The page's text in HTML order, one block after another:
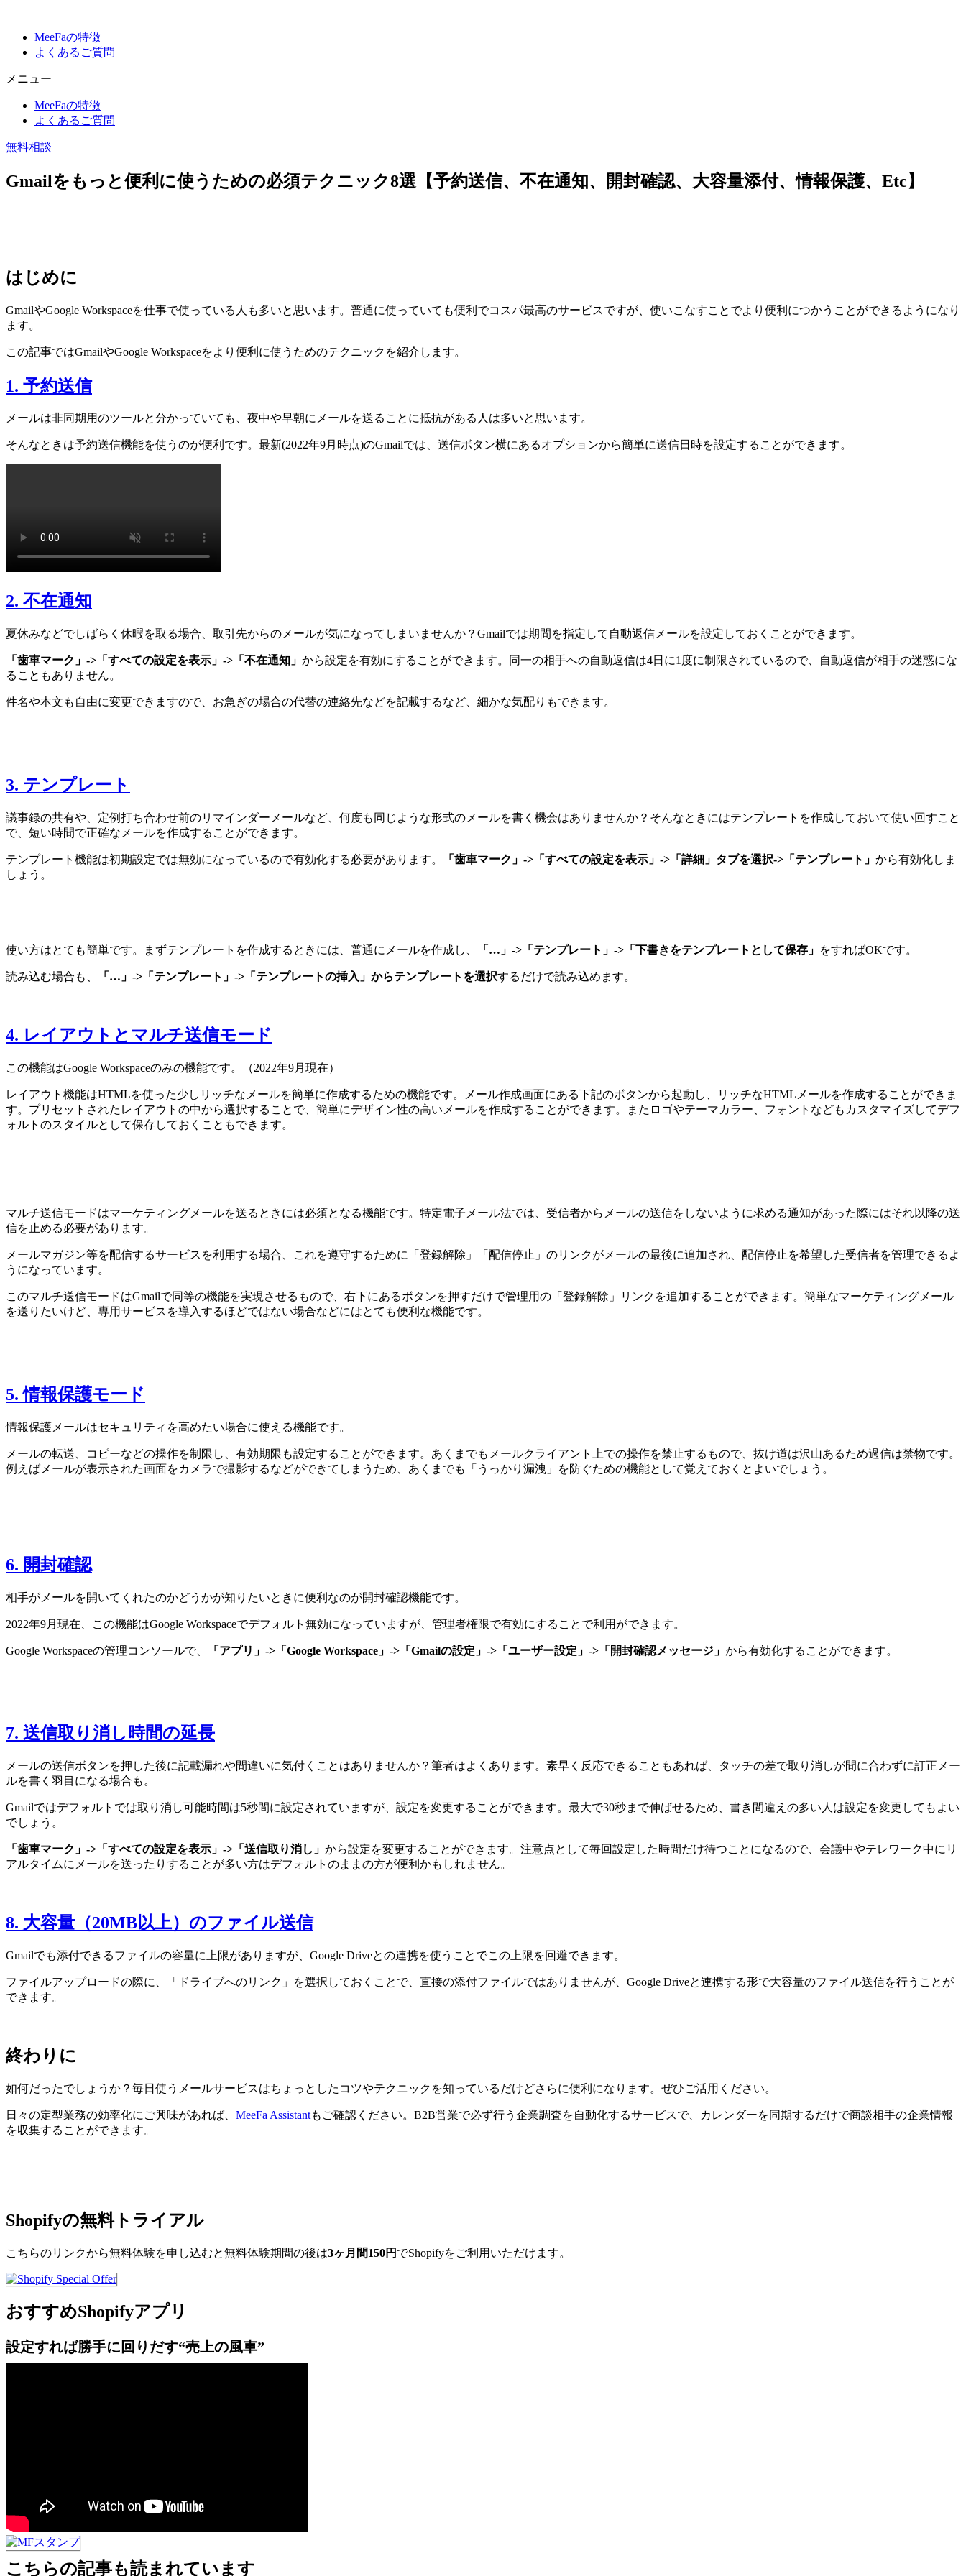
MeeFaの特徴
よくあるご質問
メニュー
MeeFaの特徴
よくあるご質問
無料相談
Gmailをもっと便利に使うための必須テクニック8選【予約送信、不在通知、開封確認、大容量添付、情報保護、Etc】
はじめに
GmailやGoogle Workspaceを仕事で使っている人も多いと思います。普通に使っていても便利でコスパ最高のサービスですが、使いこなすことでより便利につかうことができるようになり
ます。
この記事ではGmailやGoogle Workspaceをより便利に使うためのテクニックを紹介します。
1. 予約送信
メールは非同期用のツールと分かっていても、夜中や早朝にメールを送ることに抵抗がある人は多いと思います。
そんなときは予約送信機能を使うのが便利です。最新(2022年9月時点)のGmailでは、送信ボタン横にあるオプションから簡単に送信日時を設定することができます。
2. 不在通知
夏休みなどでしばらく休暇を取る場合、取引先からのメールが気になってしまいませんか？Gmailでは期間を指定して自動返信メールを設定しておくことができます。
「歯車マーク」->「すべての設定を表示」->「不在通知」 から設定を有効にすることができます。同一の相手への自動返信は4日に1度に制限されているので、自動返信が相手の迷惑にな
ることもありません。
件名や本文も自由に変更できますので、お急ぎの場合の代替の連絡先などを記載するなど、細かな気配りもできます。
3. テンプレート
議事録の共有や、定例打ち合わせ前のリマインダーメールなど、 何度も同じような形式のメールを書く機会はありませんか？そんなときにはテンプレートを作成しておいて使い回すこと
で、短い時間で正確なメールを作成することができます。
テンプレート機能は初期設定では無効になっているので有効化する必要があります。 「歯車マーク」->「すべての設定を表示」->「詳細」タブを選択->「テンプレート」 から有効化しま
しょう。
使い方はとても簡単です。まずテンプレートを作成するときには、普通にメールを作成し、 「…」->「テンプレート」->「下書きをテンプレートとして保存」 をすればOKです。
読み込む場合も、 「…」->「テンプレート」->「テンプレートの挿入」からテンプレートを選択するだけで読み込めます。
4. レイアウトとマルチ送信モード
この機能はGoogle Workspaceのみの機能です。（2022年9月現在）
レイアウト機能はHTMLを使った少しリッチなメールを簡単に作成するための機能です。
メール作成画面にある下記のボタンから起動し、リッチなHTMLメールを作成することができま
す。プリセットされたレイアウトの中から選択することで、簡単にデザイン性の高いメールを作成することができます。またロゴやテーマカラー、フォントなどもカスタマイズしてデフ
ォルトのスタイルとして保存しておくこともできます。
マルチ送信モードはマーケティングメールを送るときには必須となる機能です。特定電子メール法では、受信者からメールの送信をしないように求める通知があった際にはそれ以降の送
信を止める必要があります。
メールマガジン等を配信するサービスを利用する場合、これを遵守するために「登録解除」「配信停止」のリンクがメールの最後に追加され、配信停止を希望した受信者を管理できるよ
うになっています。
このマルチ送信モードはGmailで同等の機能を実現させるもので、右下にあるボタンを押すだけで管理用の「登録解除」リンクを追加することができます。 簡単なマーケティングメール
を送りたいけど、専用サービスを導入するほどではない場合などにはとても便利な機能です。
5. 情報保護モード
情報保護メールはセキュリティを高めたい場合に使える機能です。
メールの転送、コピーなどの操作を制限し、有効期限も設定することができます。あくまでもメールクライアント上での操作を禁止するもので、抜け道は沢山あるため過信は禁物です。
例えばメールが表示された画面をカメラで撮影するなどができてしまうため、あくまでも「うっかり漏洩」を防ぐための機能として覚えておくとよいでしょう。
6. 開封確認
相手がメールを開いてくれたのかどうかが知りたいときに便利なのが開封確認機能です。
2022年9月現在、この機能はGoogle Workspaceでデフォルト無効になっていますが、管理者権限で有効にすることで利用ができます。
Google Workspaceの管理コンソールで、 「アプリ」->「Google Workspace」->「Gmailの設定」->「ユーザー設定」->「開封確認メッセージ」 から有効化することができます。
7. 送信取り消し時間の延長
メールの送信ボタンを押した後に記載漏れや間違いに気付くことはありませんか？筆者はよくあります。素早く反応できることもあれば、タッチの差で取り消しが間に合わずに訂正メー
ルを書く羽目になる場合も。
Gmailではデフォルトでは取り消し可能時間は5秒間に設定されていますが、設定を変更することができます。最大で30秒まで伸ばせるため、書き間違えの多い人は設定を変更してもよい
でしょう。
「歯車マーク」->「すべての設定を表示」->「送信取り消し」 から設定を変更することができます。注意点として毎回設定した時間だけ待つことになるので、会議中やテレワーク中にリ
アルタイムにメールを送ったりすることが多い方はデフォルトのままの方が便利かもしれません。
8. 大容量（20MB以上）のファイル送信
Gmailでも添付できるファイルの容量に上限がありますが、Google Driveとの連携を使うことでこの上限を回避できます。
ファイルアップロードの際に、「ドライブへのリンク」を選択しておくことで、直接の添付ファイルではありませんが、Google Driveと連携する形で大容量のファイル送信を行うことが
できます。
終わりに
如何だったでしょうか？毎日使うメールサービスはちょっとしたコツやテクニックを知っているだけどさらに便利になります。ぜひご活用ください。
日々の定型業務の効率化にご興味があれば、 MeeFa Assistantもご確認ください。B2B営業で必ず行う企業調査を自動化するサービスで、カレンダーを同期するだけで商談相手の企業情報
を収集することができます。
Shopifyの無料トライアル
こちらのリンクから無料体験を申し込むと無料体験期間の後は3ヶ月間150円 でShopifyをご利用いただけます。
おすすめShopifyアプリ
設定すれば勝手に回りだす“売上の風車”
こちらの記事も読まれています